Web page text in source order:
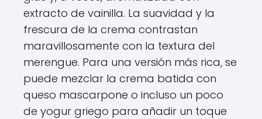
extracto de vainilla. La suavidad y la
frescura de la crema contrastan
maravillosamente con la textura del
merengue. Para una versión más rica, se
puede mezclar la crema batida con
queso mascarpone o incluso un poco
de yogur griego para añadir un toque